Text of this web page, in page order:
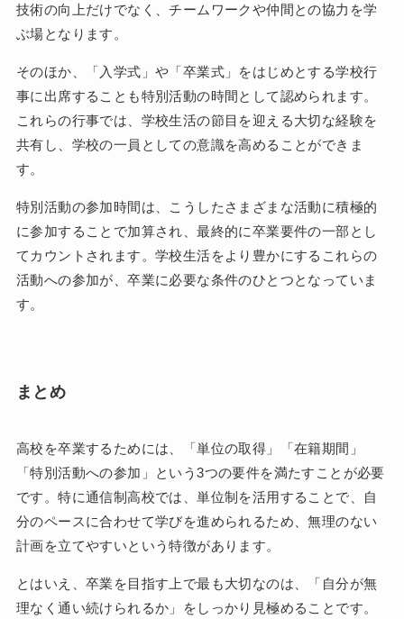
技術の向上だけでなく、チームワークや仲間との協力を学
ぶ場となります。
そのほか、「入学式」や「卒業式」をはじめとする学校行
事に出席することも特別活動の時間として認められます。
これらの行事では、学校生活の節目を迎える大切な経験を
共有し、学校の一員としての意識を高めることができま
す。
特別活動の参加時間は、こうしたさまざまな活動に積極的
に参加することで加算され、最終的に卒業要件の一部とし
てカウントされます。学校生活をより豊かにするこれらの
活動への参加が、卒業に必要な条件のひとつとなっていま
す。
まとめ
高校を卒業するためには、「単位の取得」「在籍期間」
「特別活動への参加」という3つの要件を満たすことが必要
です。特に通信制高校では、単位制を活用することで、自
分のペースに合わせて学びを進められるため、無理のない
計画を立てやすいという特徴があります。
とはいえ、卒業を目指す上で最も大切なのは、「自分が無
理なく通い続けられるか」をしっかり見極めることです。